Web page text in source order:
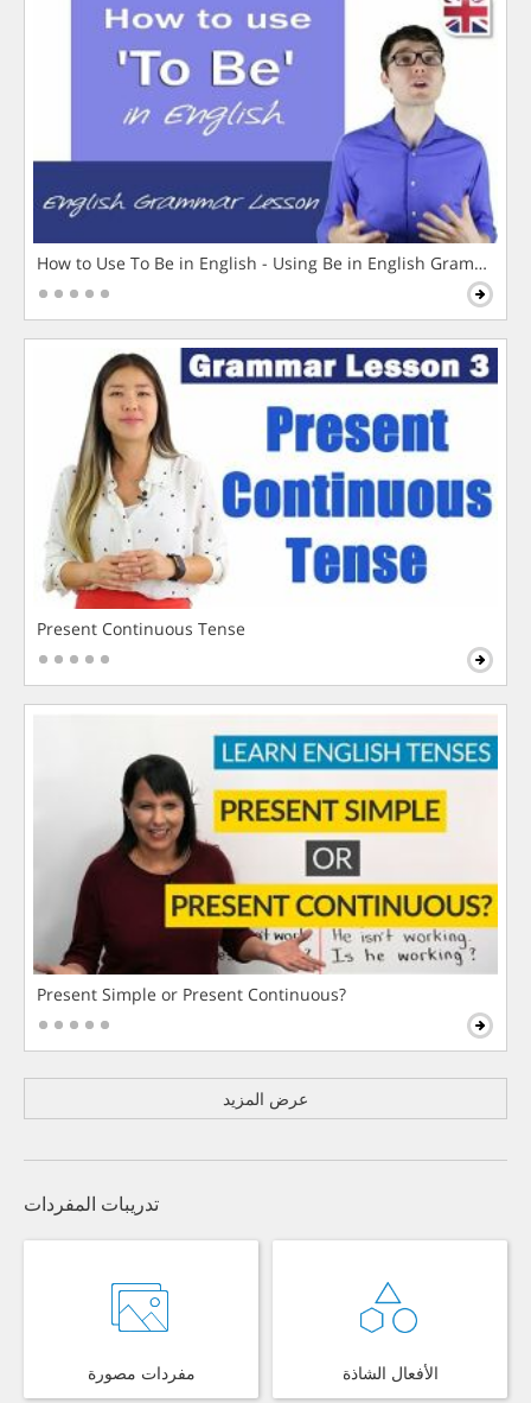
How to Use To Be in English - Using Be in English Grammar
Present Continuous Tense
Present Simple or Present Continuous?
عرض المزيد
تدريبات المفردات
مفردات مصورة الأفعال الشاذة